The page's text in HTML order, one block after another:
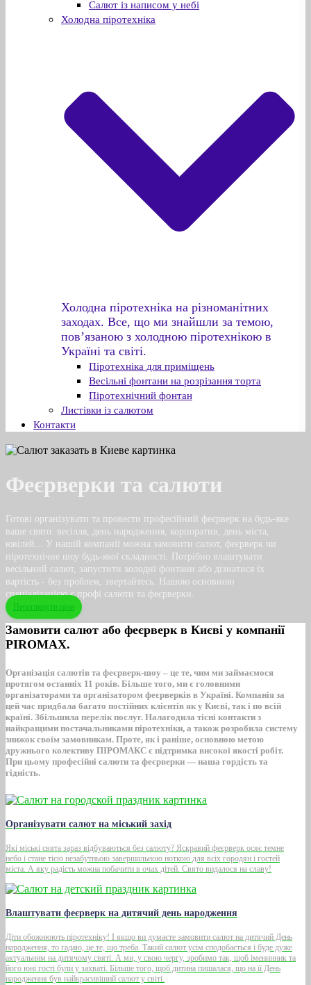
Салют із написом у небі
Холодна піротехніка
Холодна піротехніка на різноманітних
заходах. Все, що ми знайшли за темою,
пов’язаною з холодною піротехнікою в
Україні та світі.
Піротехніка для приміщень
Весільні фонтани на розрізання торта
Піротехнічний фонтан
Листівки із салютом
Контакти
Феєрверки та cалюти
Готові організувати та провести професійний феєрверк на будь-яке
ваше свято: весілля, день народження, корпоратив, день міста,
ювілей... У нашій компанії можна замовити салют, феєрверк чи
піротехнічне шоу будь-якої складності. Потрібно влаштувати
весільний салют, запустити холодні фонтани або дізнатися їх
вартість - без проблем, звертайтесь. Нашою основною
спеціалізацією є профі салюти та феєрверки.
Переглянути ціни
Замовити салют або феєрверк в Києві у компанії
PIROMAX.
Організація салютів та феєрверк-шоу – це те, чим ми займаємося
протягом останніх 11 років. Більше того, ми є головними
організаторами та організатором феєрверків в Україні. Компанія за
цей час придбала багато постійних клієнтів як у Києві, так і по всій
країні. Збільшила перелік послуг. Налагодила тісні контакти з
найкращими постачальниками піротехніки, а також розробила систему
знижок своїм замовникам. Проте, як і раніше, основною метою
дружнього колективу ПІРОМАКС є підтримка високої якості робіт.
При цьому професійні салюти та феєрверки — наша гордість та
гідність.
Організувати салют на міський захід
Які міські свята зараз відбуваються без салюту? Яскравий феєрверк осяє темне
небо і стане тією незабутньою завершальною ноткою для всіх городян і гостей
міста. А яку радість можна побачити в очах дітей. Свято видалося на славу!
Влаштувати феєрверк на дитячий день народження
Діти обожнюють піротехніку! І якщо ви думаєте замовити салют на дитячий День
народження, то гадаю, це те, що треба. Такий салют усім сподобається і буде дуже
актуальним на дитячому святі. А ми, у свою чергу, зробимо так, щоб іменинник та
його юні гості були у захваті. Більше того, щоб дитина пишалася, що на її День
народження був найкрасивіший салют у світі.